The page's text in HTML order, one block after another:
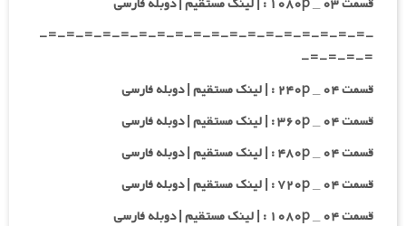
-=-=-=-=-=-=-=-=-=-=-=-=-=-=-=-=-=-=-
=-=-=-=-
قسمت ۰۴ _ ۲۴۰p : | لینک مستقیم | دوبله فارسی
قسمت ۰۴ _ ۳۶۰p : | لینک مستقیم | دوبله فارسی
قسمت ۰۴ _ ۴۸۰p : | لینک مستقیم | دوبله فارسی
قسمت ۰۴ _ ۷۲۰p : | لینک مستقیم | دوبله فارسی
قسمت ۰۴ _ ۱۰۸۰p : | لینک مستقیم | دوبله فارسی